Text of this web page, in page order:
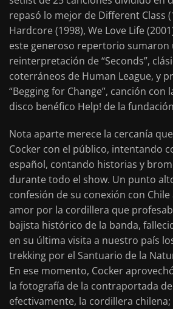
repasó lo mejor de Different Class
Hardcore (1998), We Love Life
este generoso repertorio sumaron
reinterpretación de “Seconds”,
coterráneos de Human League, y
“Begging for Change”, canción
disco benéfico Help! de la
Nota aparte merece la cercanía
Cocker con el público, intentando
español, contando historias y
durante todo el show. Un punto
confesión de su conexión con
amor por la cordillera que
bajista histórico de la banda,
en su última visita a nuestro país
trekking por el Santuario de la
En ese momento, Cocker
la fotografía de la contraportada
efectivamente, la cordillera